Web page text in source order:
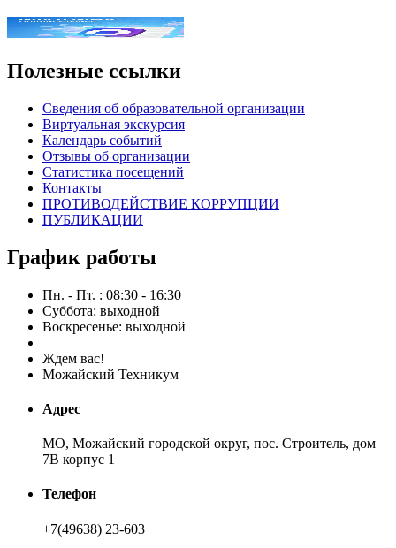
Полезные ссылки
Сведения об образовательной организации
Виртуальная экскурсия
Календарь событий
Отзывы об организации
Статистика посещений
Контакты
ПРОТИВОДЕЙСТВИЕ КОРРУПЦИИ
ПУБЛИКАЦИИ
График работы
Пн. - Пт. : 08:30 - 16:30
Суббота: выходной
Воскресенье: выходной
Ждем вас!
Можайский Техникум
Адрес
МО, Можайский городской округ, пос. Строитель, дом
7В корпус 1
Телефон
+7(49638) 23-603